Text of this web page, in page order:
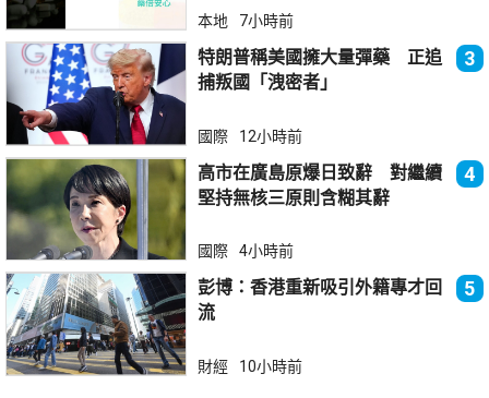
本地 7小時前
特朗普稱美國擁大量彈藥 正追
捕叛國「洩密者」
3
國際 12小時前
高市在廣島原爆日致辭 對繼續
堅持無核三原則含糊其辭
4
國際 4小時前
彭博：香港重新吸引外籍專才回
流
5
財經 10小時前